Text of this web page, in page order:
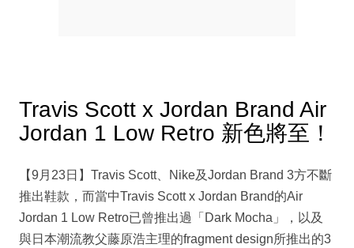
Travis Scott x Jordan Brand Air
Jordan 1 Low Retro 新色將至！
【9月23日】Travis Scott、Nike及Jordan Brand 3方不斷
推出鞋款，而當中Travis Scott x Jordan Brand的Air
Jordan 1 Low Retro已曾推出過「Dark Mocha」，以及
與日本潮流教父藤原浩主理的fragment design所推出的3